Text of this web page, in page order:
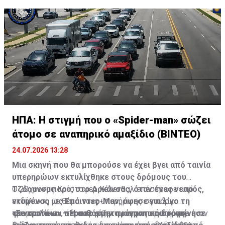
ΗΠΑ: Η στιγμή που ο «Spider-man» σώζει
άτομο σε αναπηρικό αμαξίδιο (ΒΙΝΤΕΟ)
24.07.2026 13:28
Μια σκηνή που θα μπορούσε να έχει βγει από ταινία
υπερηρώων εκτυλίχθηκε στους δρόμους του
Τζόουνσμπορο, στο Αρκάνσας, όταν ένας νεαρός,
ντυμένος ως Σπάιντερ-Μαν, άφησε για λίγο τη
φαντασία και πέρασε στην πραγματική δράση,
Ο 20χρονος Κρίστοφερ Χέλενθαλ επέστρεφε από
εκδήλωση με θέμα τους υπερήρωες σε πάρκο
τραμπολίνων, όπου εργάζεται, όταν παρατήρησε έναν
«Σε κρατάω» – Η αυθόρμητη κίνηση που συγκίνησε